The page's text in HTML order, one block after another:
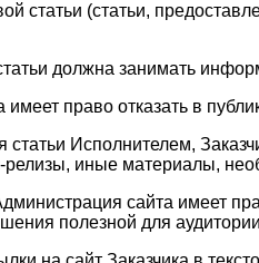
статьи (статьи,
должна занимать
право отказать в
Исполнителем,
релизы, иные материалы,
сайта имеет
полезной для